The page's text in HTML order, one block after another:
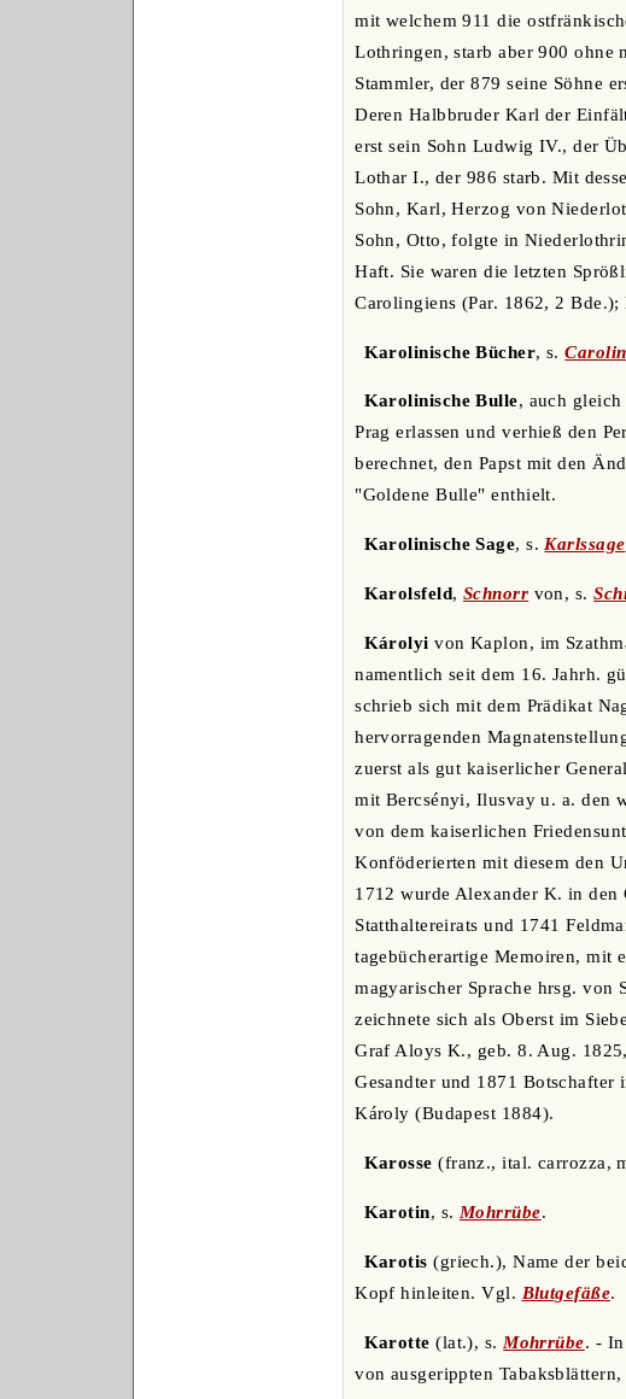
mit welchem 911 die
Lothringen, starb aber 900 ohne
Stammler, der 879 seine Söhne
Deren Halbbruder Karl der
erst sein Sohn Ludwig IV., der
Lothar I., der 986 starb. Mit
Sohn, Karl, Herzog von
Sohn, Otto, folgte in
Haft. Sie waren die letzten
Carolingiens (Par. 1862, 2
Karolinische Bücher, s.
Karolinische Bulle, auch
Prag erlassen und verhieß den
berechnet, den Papst mit den
"Goldene Bulle" enthielt.
Karolinische Sage, s.Karlssage
Karolsfeld, Schnorr von, s.
Károlyi von Kaplon, im
namentlich seit dem 16. Jahrh.
schrieb sich mit dem Prädikat
hervorragenden
zuerst als gut kaiserlicher
mit Bercsényi, Ilusvay u. a. den
von dem kaiserlichen
Konföderierten mit diesem den
1712 wurde Alexander K. in
Statthaltereirats und 1741
tagebücherartige Memoiren, mit
magyarischer Sprache hrsg.
zeichnete sich als Oberst im
Graf Aloys K., geb. 8. Aug.
Gesandter und 1871
Károly (Budapest 1884).
Karosse (franz., ital. carrozza,
Karotin, s. Mohrrübe.
Karotis (griech.), Name der
Kopf hinleiten. Vgl. Blutgefäße.
Karotte (lat.), s.Mohrrübe. -
von ausgerippten